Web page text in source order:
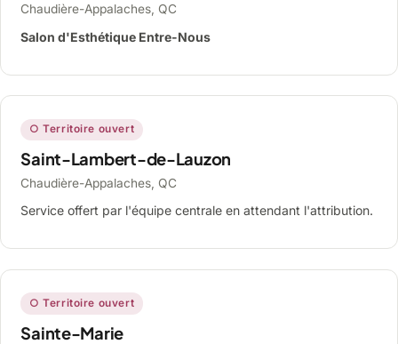
Chaudière-Appalaches, QC
Salon d'Esthétique Entre-Nous
○ Territoire ouvert
Saint-Lambert-de-Lauzon
Chaudière-Appalaches, QC
Service offert par l'équipe centrale en attendant l'attribution.
○ Territoire ouvert
Sainte-Marie